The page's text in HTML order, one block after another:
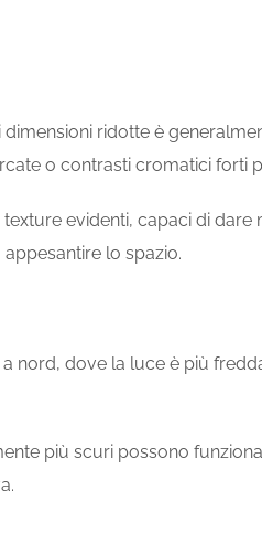
ridotte è
o contrasti cromatici forti
evidenti, capaci di
lo spazio.
dove la luce è più
più scuri possono